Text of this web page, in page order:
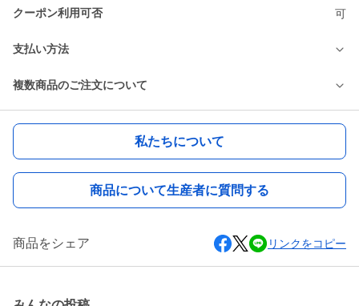
クーポン利用可否 可
支払い方法
複数商品のご注文について
私たちについて
商品について生産者に質問する
商品をシェア リンクをコピー